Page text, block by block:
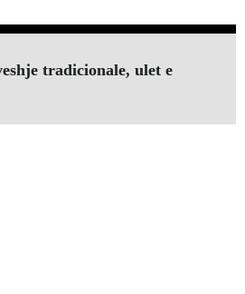
tradicionale, ulet e